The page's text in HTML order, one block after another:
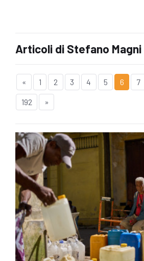
Articoli di Stefano Magni
« 1 2 3 4 5 6 7
192 »